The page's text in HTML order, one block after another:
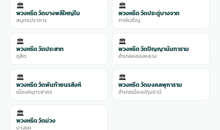
🏛️
พวงหรีด วัดบางพลีใหญ่ใน
สมุทรปราการ
🏛️
พวงหรีด วัดประดู่บางจาก
ภาษีเจริญ
🏛️
พวงหรีด วัดประสาท
ดุสิต
🏛️
พวงหรีด วัดปัญญานันทาราม
อำเภอคลองหลวง
🏛️
พวงหรีด วัดพันท้ายนรสิงห์
เมืองสมุทรสาคร
🏛️
พวงหรีด วัดมงคลพุการาม
อำเภอเมืองปทุมธานี
🏛️
พวงหรีด วัดม่วง
บางแค